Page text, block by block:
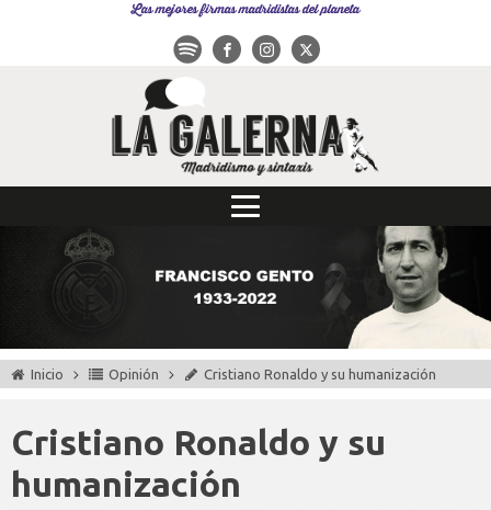
Las mejores firmas madridistas del planeta
Inicio Opinión Cristiano Ronaldo y su humanización
Cristiano Ronaldo y su
humanización